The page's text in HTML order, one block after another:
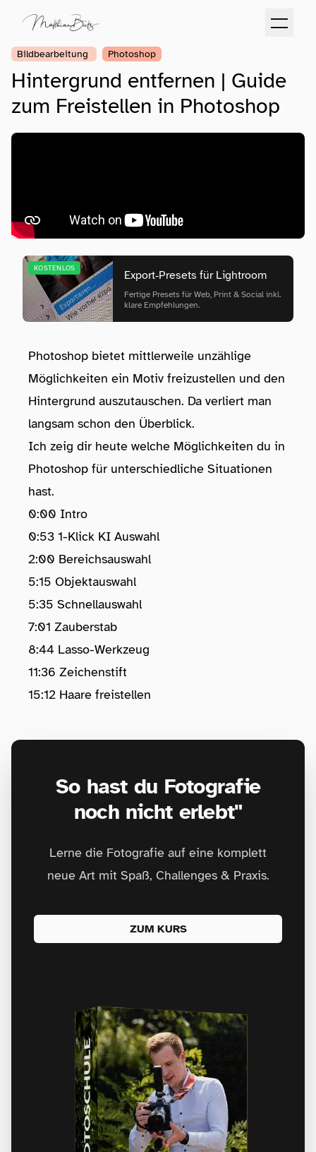
Bildbearbeitung Photoshop
Hintergrund entfernen | Guide
zum Freistellen in Photoshop
KOSTENLOS
Export‑Presets für Lightroom
Fertige Presets für Web, Print & Social inkl.
klare Empfehlungen.
Photoshop bietet mittlerweile unzählige
Möglichkeiten ein Motiv freizustellen und den
Hintergrund auszutauschen. Da verliert man
langsam schon den Überblick.
Ich zeig dir heute welche Möglichkeiten du in
Photoshop für unterschiedliche Situationen
hast.
0:00 Intro
0:53 1-Klick KI Auswahl
2:00 Bereichsauswahl
5:15 Objektauswahl
5:35 Schnellauswahl
7:01 Zauberstab
8:44 Lasso-Werkzeug
11:36 Zeichenstift
15:12 Haare freistellen
So hast du Fotografie
noch nicht erlebt"
Lerne die Fotografie auf eine komplett
neue Art mit Spaß, Challenges & Praxis.
ZUM KURS